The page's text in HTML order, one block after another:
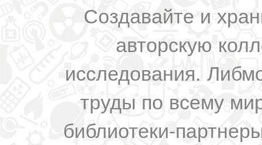
Создавайте и
авторскую
исследования.
труды по всему
библиотеки-